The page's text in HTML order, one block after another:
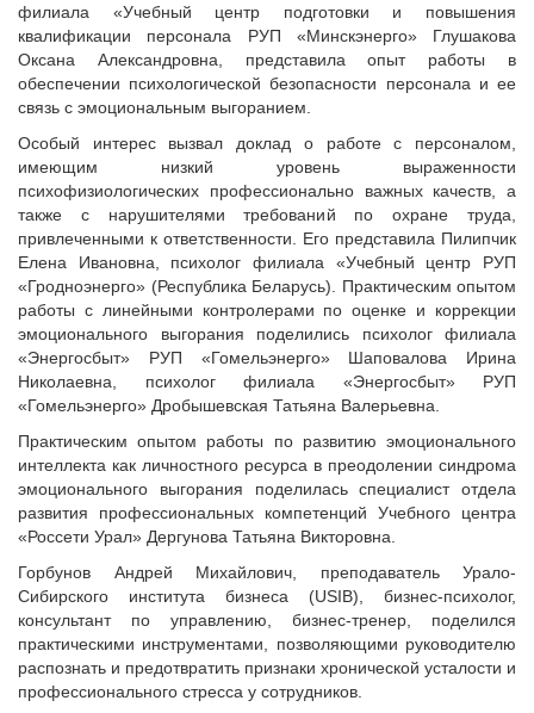
филиала «Учебный центр подготовки и повышения
квалификации персонала РУП «Минскэнерго» Глушакова
Оксана Александровна, представила опыт работы в
обеспечении психологической безопасности персонала и ее
связь с эмоциональным выгоранием.
Особый интерес вызвал доклад о работе с персоналом,
имеющим низкий уровень выраженности
психофизиологических профессионально важных качеств, а
также с нарушителями требований по охране труда,
привлеченными к ответственности. Его представила Пилипчик
Елена Ивановна, психолог филиала «Учебный центр РУП
«Гродноэнерго» (Республика Беларусь). Практическим опытом
работы с линейными контролерами по оценке и коррекции
эмоционального выгорания поделились психолог филиала
«Энергосбыт» РУП «Гомельэнерго» Шаповалова Ирина
Николаевна, психолог филиала «Энергосбыт» РУП
«Гомельэнерго» Дробышевская Татьяна Валерьевна.
Практическим опытом работы по развитию эмоционального
интеллекта как личностного ресурса в преодолении синдрома
эмоционального выгорания поделилась специалист отдела
развития профессиональных компетенций Учебного центра
«Россети Урал» Дергунова Татьяна Викторовна.
Горбунов Андрей Михайлович, преподаватель Урало-
Сибирского института бизнеса (USIB), бизнес-психолог,
консультант по управлению, бизнес-тренер, поделился
практическими инструментами, позволяющими руководителю
распознать и предотвратить признаки хронической усталости и
профессионального стресса у сотрудников.